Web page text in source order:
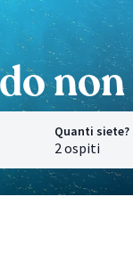
Mykonos
Corfù
Quanti siete?